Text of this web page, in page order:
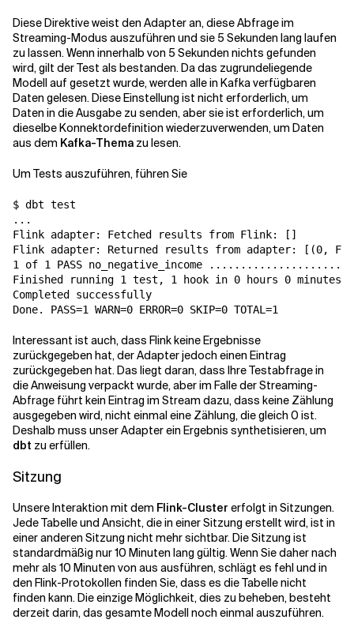
Diese Direktive weist den Adapter an, diese Abfrage im
Streaming-Modus auszuführen und sie 5 Sekunden lang laufen
zu lassen. Wenn innerhalb von 5 Sekunden nichts gefunden
wird, gilt der Test als bestanden. Da das zugrundeliegende
Modellauf gesetzt wurde, werden alle in Kafkaverfügbaren
Daten gelesen. Diese Einstellung ist nicht erforderlich, um
Daten in die Ausgabe zu senden, aber sie ist erforderlich, um
dieselbe Konnektordefinition wiederzuverwenden, um Daten
aus dem Kafka-Thema zu lesen.
Um Tests auszuführen, führen Sie
$ dbt test
...
Flink adapter: Fetched results from Flink: []
Flink adapter: Returned results from adapter: [(0,
1 of 1 PASS no_negative_income
Finished running 1 test, 1 hook in 0 hours 0 minutes
Completed successfully
Done. PASS=1 WARN=0 ERROR=0 SKIP=0 TOTAL=1
Interessant ist auch, dass Flink keine Ergebnisse
zurückgegeben hat, der Adapter jedoch einen Eintrag
zurückgegeben hat. Das liegt daran, dass Ihre Testabfrage in
die Anweisung verpackt wurde, aber im Falle der Streaming-
Abfrage führt kein Eintrag im Stream dazu, dass keine Zählung
ausgegeben wird, nicht einmal eine Zählung, die gleich 0 ist.
Deshalb muss unser Adapter ein Ergebnis synthetisieren, um
dbt zu erfüllen.
Sitzung
Unsere Interaktion mit dem Flink-Cluster erfolgt in Sitzungen.
Jede Tabelle und Ansicht, die in einer Sitzung erstellt wird, ist in
einer anderen Sitzung nicht mehr sichtbar. Die Sitzung ist
standardmäßig nur 10 Minuten lang gültig. Wenn Sie dahernach
mehr als 10 Minuten von aus ausführen, schlägt es fehl und in
den Flink-Protokollen finden Sie, dass es die Tabellenicht
finden kann. Die einzige Möglichkeit, dies zu beheben, besteht
derzeit darin, das gesamte Modell noch einmal auszuführen.